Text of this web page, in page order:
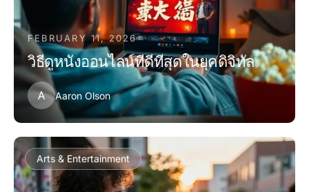
FEBRUARY 11, 2026
วิธีดูหนังออนไลน์ที่ดีที่สุดในยุคดิจิทัล
A Aaron Olson
Arts & Entertainment